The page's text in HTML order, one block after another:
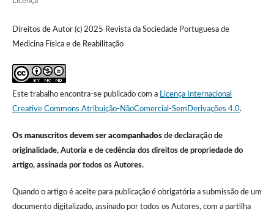
Direitos de Autor (c) 2025 Revista da Sociedade Portuguesa de
Medicina Física e de Reabilitação
Este trabalho encontra-se publicado com a Licença Internacional
Creative Commons Atribuição-NãoComercial-SemDerivações 4.0.
Os manuscritos devem ser acompanhadosde declaração de
originalidade, Autoria e de cedência dos direitos de propriedade do
artigo, assinada por todos os Autores.
Quando o artigo é aceite para publicação é obrigatória a submissão de um
documento digitalizado, assinado por todos os Autores, com a partilha